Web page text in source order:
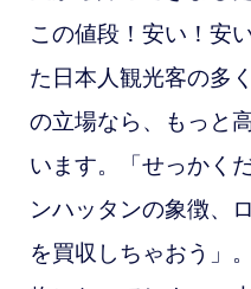
この値段！安い！安
た日本人観光客の多
の立場なら、もっと
います。「せっかく
ンハッタンの象徴、
を買収しちゃおう」